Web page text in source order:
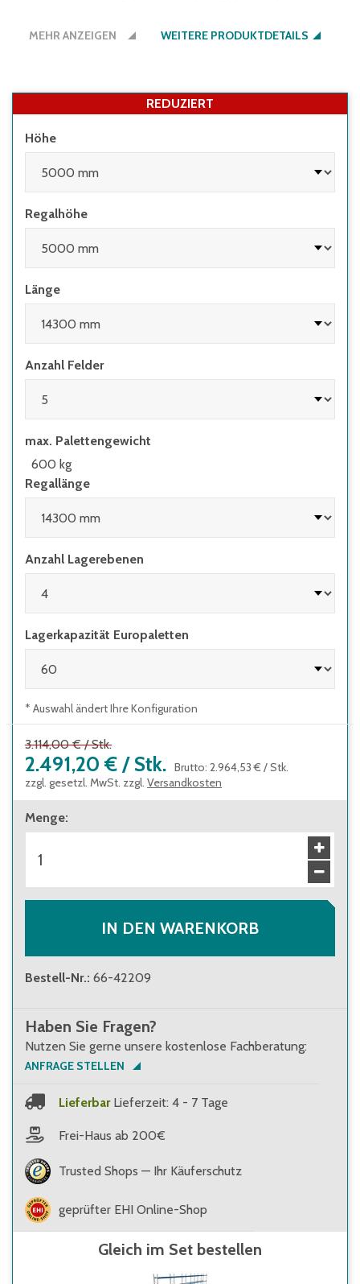
alle Gewichtsangaben gelten bei
MEHR ANZEIGEN WEITERE PRODUKTDETAILS
REDUZIERT
Höhe
Regalhöhe
Länge
Anzahl Felder
max. Palettengewicht
600 kg
Regallänge
Anzahl Lagerebenen
Lagerkapazität Europaletten
* Auswahl ändert Ihre Konfiguration
3.114,00 € /Stk.
2.491,20 € / Stk. Brutto: 2.964,53 € /Stk.
zzgl. gesetzl. MwSt. zzgl. Versandkosten
Menge:
IN DEN WARENKORB
Bestell-Nr.: 66-42209
Haben Sie Fragen?
Nutzen Sie gerne unsere kostenlose Fachberatung:
ANFRAGE STELLEN
Lieferbar Lieferzeit: 4 - 7 Tage
Frei-Haus ab 200€
Trusted Shops — Ihr Käuferschutz
geprüfter EHI Online-Shop
Gleich im Set bestellen